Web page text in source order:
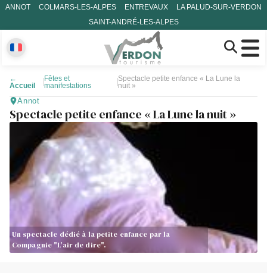
ANNOT COLMARS-LES-ALPES ENTREVAUX
LA PALUD-SUR-VERDON
SAINT-ANDRÉ-LES-ALPES
←
Accueil
Fêtes et
manifestations
Spectacle petite enfance « La Lune la
nuit »
Annot
Spectacle petite enfance « La Lune la nuit »
Un spectacle dédié à la petite enfance par la
Compagnie "L'air de dire".